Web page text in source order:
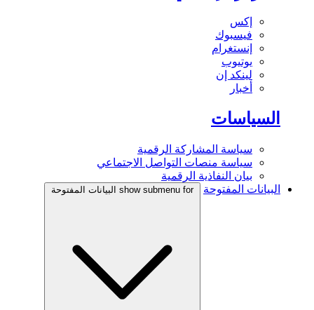
إكس
فيسبوك
إنستغرام
يوتيوب
لينكد إن
أخبار
السياسات
سياسة المشاركة الرقمية
سياسة منصات التواصل الاجتماعي
بيان النفاذية الرقمية
البيانات المفتوحة
show submenu for البيانات المفتوحة